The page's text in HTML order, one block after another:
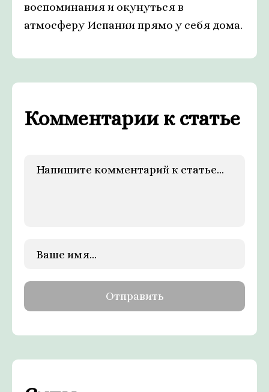
воспоминания и окунуться в
атмосферу Испании прямо у себя дома.
Комментарии к статье